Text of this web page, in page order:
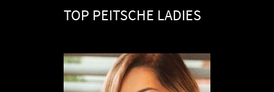
TOP PEITSCHE LADIES